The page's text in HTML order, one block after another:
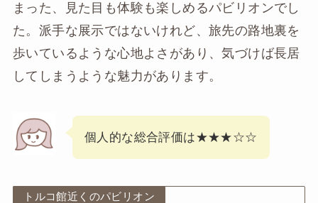
まった、見た目も体験も楽しめるパビリオンでし
た。派手な展示ではないけれど、旅先の路地裏を
歩いているような心地よさがあり、気づけば長居
してしまうような魅力があります。
個人的な総合評価は★★★☆☆
トルコ館近くのパビリオン